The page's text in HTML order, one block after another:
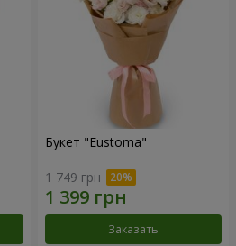
Букет "Eustoma"
1 749 грн
Заказать